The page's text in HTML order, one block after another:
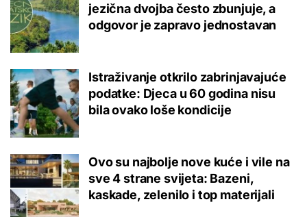
jezična dvojba često zbunjuje, a
odgovor je zapravo jednostavan
Istraživanje otkrilo zabrinjavajuće
podatke: Djeca u 60 godina nisu
bila ovako loše kondicije
Ovo su najbolje nove kuće i vile na
sve 4 strane svijeta: Bazeni,
kaskade, zelenilo i top materijali